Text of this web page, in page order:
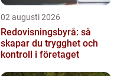
02 augusti 2026
Redovisningsbyrå: så
skapar du trygghet och
kontroll i företaget